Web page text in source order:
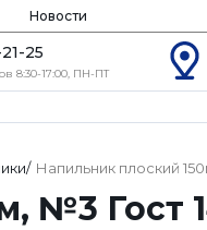
Новости
25
8:30-17:00, ПН-ПТ
/ Напильник плоский
№3 Гост